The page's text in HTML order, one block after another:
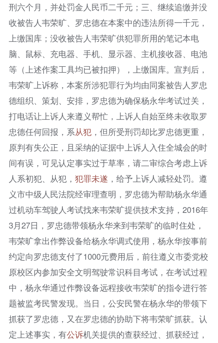
刑六个月，并处罚金人民币二千元；三、继续追缴并没
收被告人韦荣旷、罗忠德在本案中的违法所得一千元，
上缴国库；没收被告人韦荣旷供犯罪所用的笔记本电
脑、鼠标、充电器、手机、显示器、主机接收器、电池
等（上述作案工具均已被扣押），上缴国库。宣判后，
韦荣旷上诉称，本案所涉犯罪行为均由同案被告人罗忠
德组织、策划、安排，罗忠德为确保杨永华考试过关，
打电话让上诉人来遵义帮忙，上诉人自始至终未收取罗
忠德任何回报，系从犯，但所受刑罚却比罗忠德更重，
原判有失公正，且采纳的证据中上诉人入住全城会的时
间有误，可见认定事实过于草率，请二审综合考虑上诉
人系初犯、从犯， 犯罪未遂 ，给予上诉人减轻处罚。遵
义市中级人民法院经审理查明，罗忠德为帮助杨永华通
过机动车驾驶人考试找来韦荣旷提供技术支持，2016年
3月27日，罗忠德带领杨永华来到韦荣旷的临时住处，
韦荣旷拿出作弊设备给杨永华调式使用，杨永华按事前
约定向罗忠德支付了1000元费用后，前往遵义市委党校
原校区内参加安全文明驾驶常识科目考试，在考试过程
中，杨永华通过作弊设备远程接收韦荣旷的指令进行答
题被监考民警发现。当日，公安民警在杨永华的带领下
抓获了罗忠德，又在罗忠德的协助下将韦荣旷抓获。认
定上述事实，有公诉机关提供的查获经过、抓获经过，